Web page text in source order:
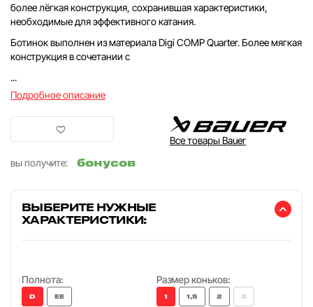
более лёгкая конструкция, сохранившая характеристики,
необходимые для эффективного катания.
Ботинок выполнен из материала Digi COMP Quarter. Более мягкая
конструкция в сочетании с
...
Подробное описание
Все товары Bauer
вы получите:
бонусов
ВЫБЕРИТЕ НУЖНЫЕ
ХАРАКТЕРИСТИКИ:
Полнота:
D EE
Размер коньков:
1 1,5 2 3